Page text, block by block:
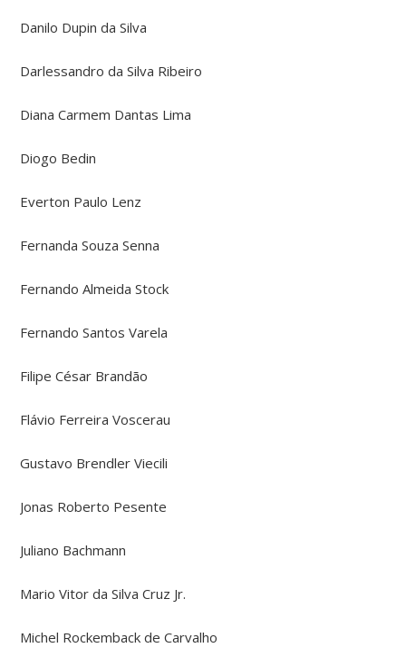
Danilo Dupin da Silva
Darlessandro da Silva Ribeiro
Diana Carmem Dantas Lima
Diogo Bedin
Everton Paulo Lenz
Fernanda Souza Senna
Fernando Almeida Stock
Fernando Santos Varela
Filipe César Brandão
Flávio Ferreira Voscerau
Gustavo Brendler Viecili
Jonas Roberto Pesente
Juliano Bachmann
Mario Vitor da Silva Cruz Jr.
Michel Rockemback de Carvalho